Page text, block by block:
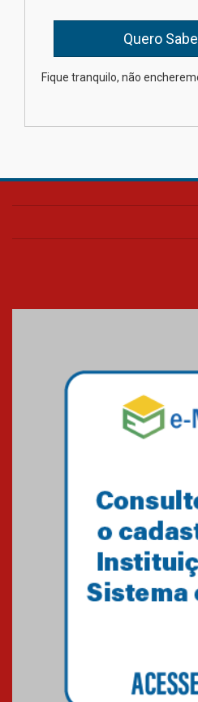
na
Fique tranquilo, não